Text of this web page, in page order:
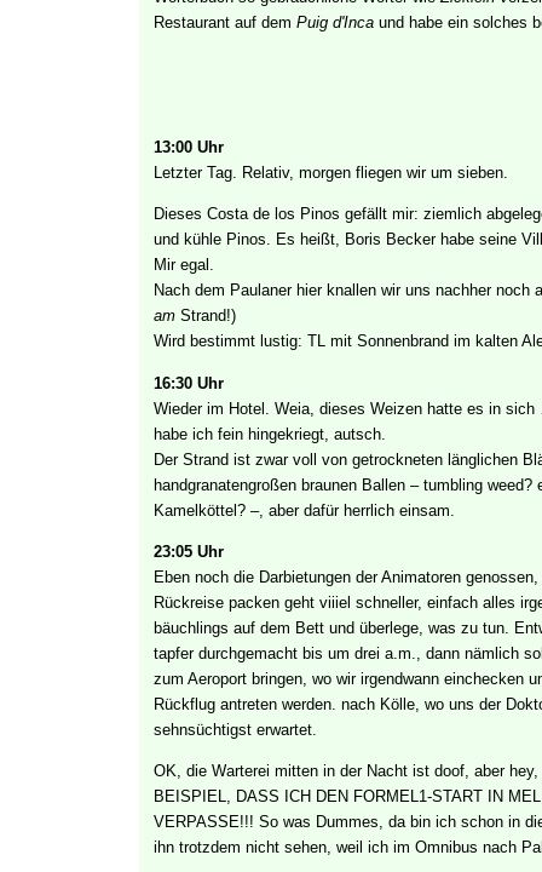
Restaurant auf dem Puig d'Inca und habe ein solches
13:00 Uhr
Letzter Tag. Relativ, morgen fliegen wir um sieben.
Dieses Costa de los Pinos gefällt mir: ziemlich
und kühle Pinos. Es heißt, Boris Becker habe seine
Mir egal.
Nach dem Paulaner hier knallen wir uns nachher noch
amStrand!)
Wird bestimmt lustig: TL mit Sonnenbrand im kalten
16:30 Uhr
Wieder im Hotel. Weia, dieses Weizen hatte es in
habe ich fein hingekriegt, autsch.
Der Strand ist zwar voll von getrockneten länglichen
handgranatengroßen braunen Ballen – tumbling weed?
Kamelköttel? –, aber dafür herrlich einsam.
23:05 Uhr
Eben noch die Darbietungen der Animatoren
Rückreise packen geht viiiel schneller, einfach alles
bäuchlings auf dem Bett und überlege, was zu tun.
tapfer durchgemacht bis um drei a.m., dann nämlich
zum Aeroport bringen, wo wir irgendwann einchecken
Rückflug antreten werden. nach Kölle, wo uns der
sehnsüchtigst erwartet.
OK, die Warterei mitten in der Nacht ist doof, aber
BEISPIEL, DASS ICH DEN FORMEL1-START IN
VERPASSE!!! So was Dummes, da bin ich schon in
ihn trotzdem nicht sehen, weil ich im Omnibus nach